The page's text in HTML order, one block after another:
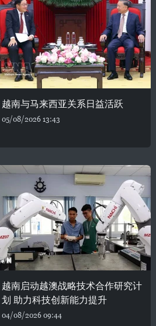
越南与马来西亚关系日益活跃
05/08/2026 13:43
越南启动越澳战略技术合作研究计
划 助力科技创新能力提升
04/08/2026 09:44